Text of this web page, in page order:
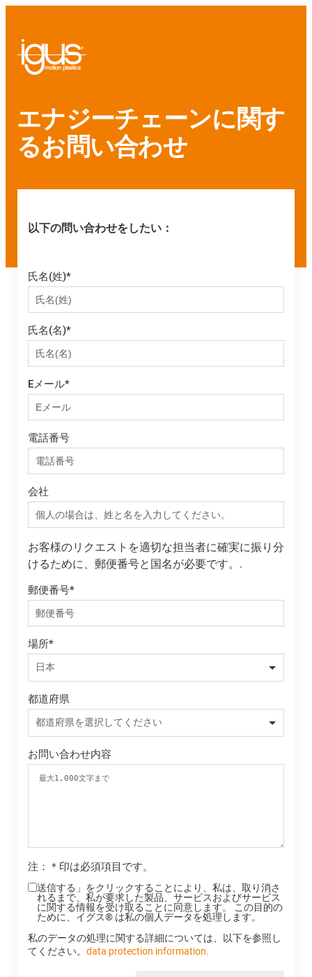
エナジーチェーンに関す
るお問い合わせ
以下の問い合わせをしたい：
氏名(姓)*
氏名(名)*
Eメール*
電話番号
会社
お客様のリクエストを適切な担当者に確実に振り分
けるために、郵便番号と国名が必要です。.
郵便番号*
場所*
都道府県
お問い合わせ内容
注：＊印は必須項目です。
送信する」をクリックすることにより、私は、取り消さ
れるまで、私が要求した製品、サービスおよびサービス
に関する情報を受け取ることに同意します。 この目的の
ために、イグス® は私の個人データを処理します。
私のデータの処理に関する詳細については、以下を参照し
てください。 data protection information.